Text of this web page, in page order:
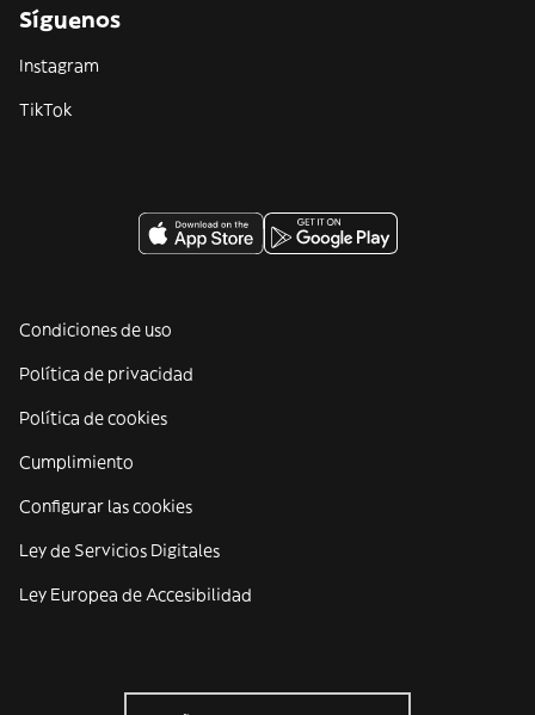
Síguenos
Instagram
TikTok
Condiciones de uso
Política de privacidad
Política de cookies
Cumplimiento
Configurar las cookies
Ley de Servicios Digitales
Ley Europea de Accesibilidad